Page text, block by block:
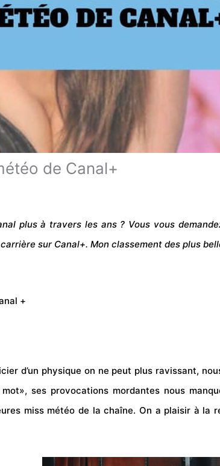
de Canal+
plus à travers les ans ? Vous vous
sur Canal+. Mon classement des plus
+
d’un physique on ne peut plus ravissant,
ses provocations mordantes nous
miss météo de la chaîne. On a plaisir à la